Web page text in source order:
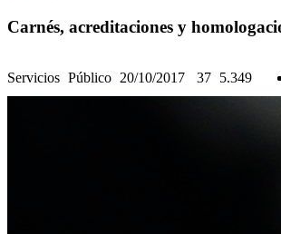
Carnés, acreditaciones y
Servicios Público 20/10/2017 37 5.349